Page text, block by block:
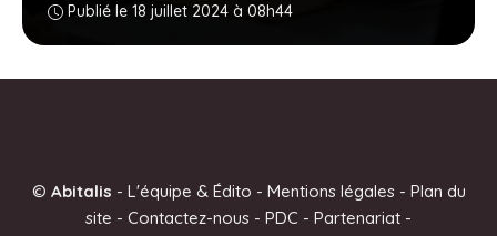
Publié le 18 juillet 2024 à 08h44
© Abitalis - L'équipe & Édito - Mentions légales- Plan du
site - Contactez-nous - PDC - Partenariat -